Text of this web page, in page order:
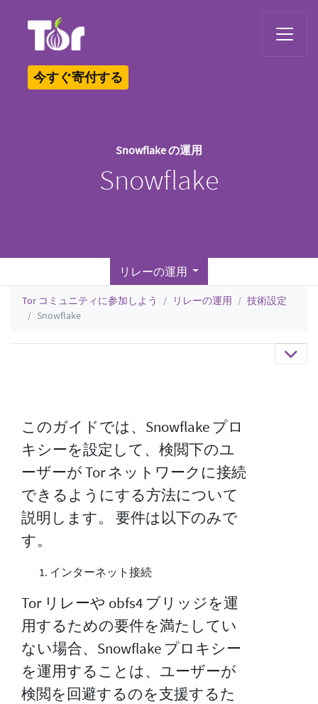
今すぐ寄付する
Snowflake の運用
Snowflake
リレーの運用
Tor コミュニティに参加しよう リレーの運用
技術設定
Snowflake
このガイドでは、Snowflake プロ
キシーを設定して、検閲下のユ
ーザーが Tor ネットワークに接続
できるようにする方法について
説明します。 要件は以下のみで
す。
インターネット接続
Tor リレーや obfs4 ブリッジを運
用するための要件を満たしてい
ない場合、Snowflake プロキシー
を運用することは、ユーザーが
検閲を回避するのを支援するた